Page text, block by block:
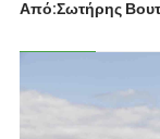
Από:Σωτήρης